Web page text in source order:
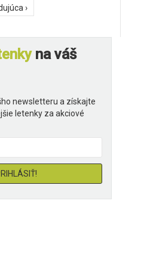
›
na váš
newsletteru a získajte
letenky za akciové